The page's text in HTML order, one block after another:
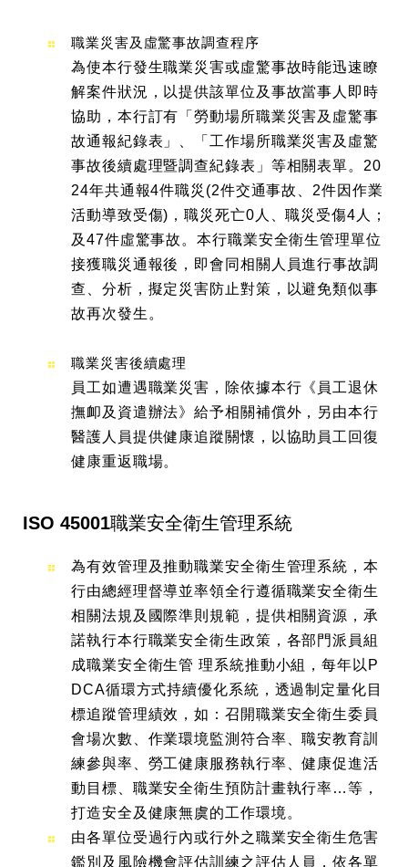
職業災害及虛驚事故調查程序
為使本行發生職業災害或虛驚事故時能迅速瞭
解案件狀況，以提供該單位及事故當事人即時
協助，本行訂有「勞動場所職業災害及虛驚事
故通報紀錄表」、「工作場所職業災害及虛驚
事故後續處理暨調查紀錄表」等相關表單。20
24年共通報4件職災(2件交通事故、2件因作業
活動導致受傷)，職災死亡0人、職災受傷4人；
及47件虛驚事故。本行職業安全衛生管理單位
接獲職災通報後，即會同相關人員進行事故調
查、分析，擬定災害防止對策，以避免類似事
故再次發生。
職業災害後續處理
員工如遭遇職業災害，除依據本行《員工退休
撫卹及資遣辦法》給予相關補償外，另由本行
醫護人員提供健康追蹤關懷，以協助員工回復
健康重返職場。
ISO 45001職業安全衛生管理系統
為有效管理及推動職業安全衛生管理系統，本
行由總經理督導並率領全行遵循職業安全衛生
相關法規及國際準則規範，提供相關資源，承
諾執行本行職業安全衛生政策，各部門派員組
成職業安全衛生管 理系統推動小組，每年以P
DCA循環方式持續優化系統，透過制定量化目
標追蹤管理績效，如：召開職業安全衛生委員
會場次數、作業環境監測符合率、職安教育訓
練參與率、勞工健康服務執行率、健康促進活
動目標、職業安全衛生預防計畫執行率…等，
打造安全及健康無虞的工作環境。
由各單位受過行內或行外之職業安全衛生危害
鑑別及風險機會評估訓練之評估人員，依各單